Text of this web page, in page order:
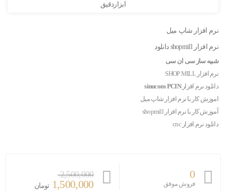
نرم افزار شاپ میل
نرم افزار shopmill دانلود
شبیه ساز سی ان سی
نرم افزار SHOP MILL
دانلود نرم افزارsinucom PCIN
اموزش کار با نرم افزار شاپ میل
آموزش کار با نرم افزار shopmill
دانلود نرم افزار cnc
0
فروش موفق
2,500,000
1,500,000 تومان